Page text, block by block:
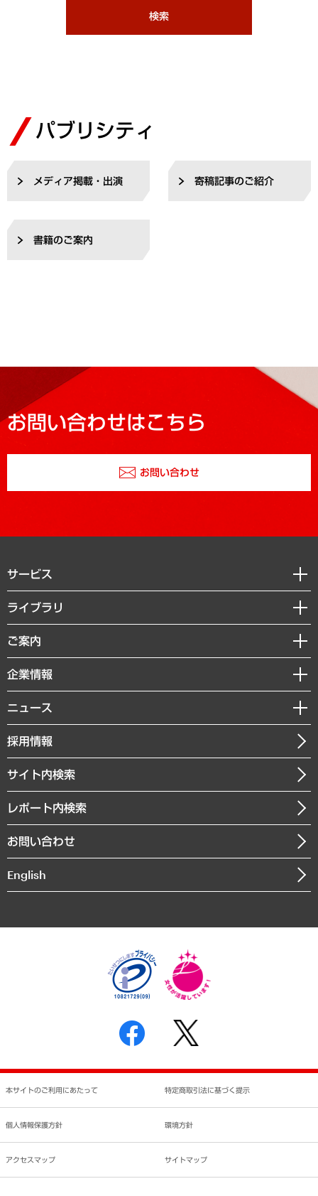
検索
パブリシティ
メディア掲載・出演 寄稿記事のご紹介
書籍のご案内
お問い合わせはこちら
お問い合わせ
サービス
経営戦略
組織・人事戦略
デジタルイノベーション
共生・ダイバーシティ
GRC（ガバナンス・リスク・コンプライアンス）・防災（政策）
経済・産業・雇用・労働
まちづくり・観光・交通・スポーツ・スマートシティ
自然資源・農林水産業・食料システム
ライブラリ
経済調査
レポート
コラム
経営用語集
受託・受注実績（官公庁関連）
メディア掲載・出演
ご案内
セミナー・イベント情報
MUFGビジネスセミナー
受託案件情報
企業情報
私たちの想い
社長メッセージ
会社概要
沿革
組織図・本部部室紹介
インドネシア現地法人
個人情報保護方針
反社会的勢力に対する基本方針
書面による個人情報の開示等の請求の手続きについて
ニュース
ニュースリリース
お知らせ
採用情報
サイト内検索
レポート内検索
お問い合わせ
English
本サイトのご利用にあたって 特定商取引法に基づく提示
個人情報保護方針 環境方針
アクセスマップ サイトマップ